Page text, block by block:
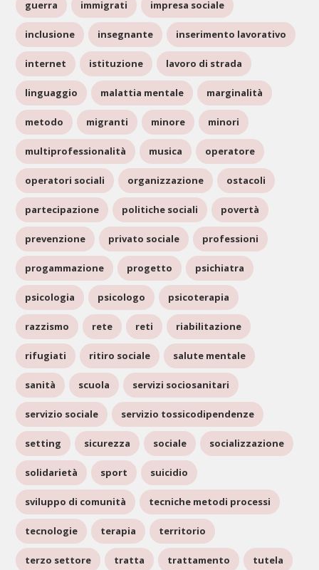
guerra immigrati impresa sociale
inclusione insegnante inserimento lavorativo
internet istituzione lavoro di strada
linguaggio malattia mentale marginalità
metodo migranti minore minori
multiprofessionalità musica operatore
operatori sociali organizzazione ostacoli
partecipazione politiche sociali povertà
prevenzione privato sociale professioni
progammazione progetto psichiatra
psicologia psicologo psicoterapia
razzismo rete reti riabilitazione
rifugiati ritiro sociale salute mentale
sanità scuola servizi sociosanitari
servizio sociale servizio tossicodipendenze
setting sicurezza sociale socializzazione
solidarietà sport suicidio
sviluppo di comunità tecniche metodi processi
tecnologie terapia territorio
terzo settore tratta trattamento tutela